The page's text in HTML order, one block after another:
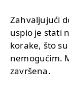
Zahvaljujući
uspio je stati
korake, što
nemogućim.
završena.